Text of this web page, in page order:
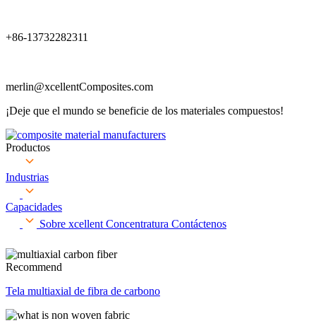
+86-13732282311
merlin@xcellentComposites.com
¡Deje que el mundo se beneficie de los materiales compuestos!
Productos
Industrias
Capacidades
Sobre xcellent Concentratura Contáctenos
Recommend
Tela multiaxial de fibra de carbono